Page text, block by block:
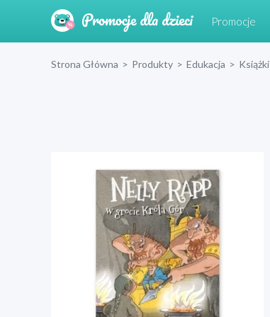
Promocje
Strona Główna > Produkty > Edukacja > Książki